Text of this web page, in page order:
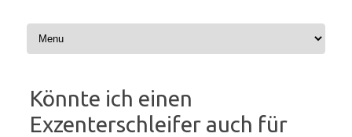
Könnte ich einen
Exzenterschleifer auch für